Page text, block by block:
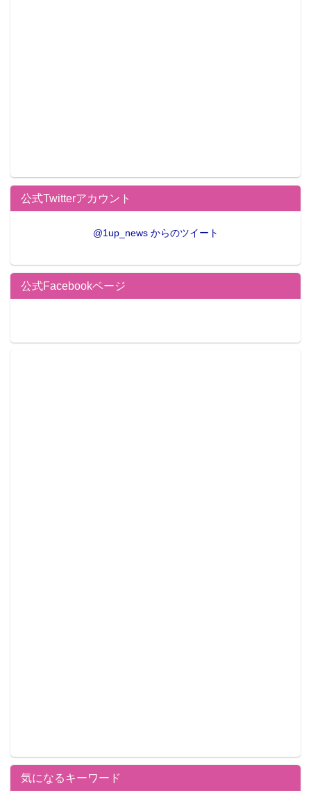
公式Twitterアカウント
@1up_news からのツイート
公式Facebookページ
気になるキーワード